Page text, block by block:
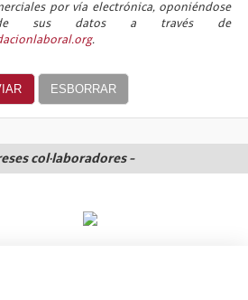
por vía electrónica, oponiéndose
sus datos a través de
.
col·laboradores -